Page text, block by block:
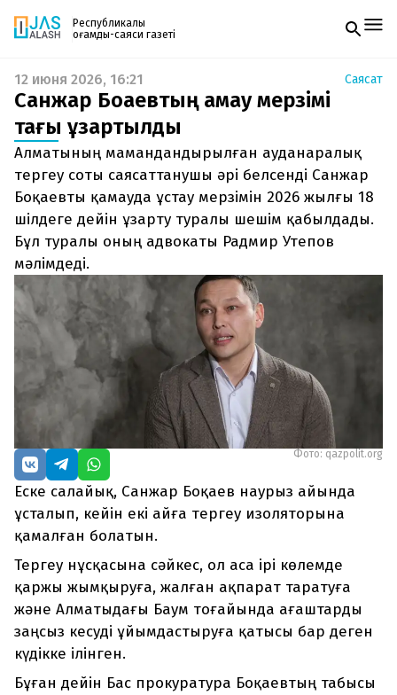
Республикалық
қоғамдық-саяси газеті
Жаңалықтар
Спорт
Live
Руханият
Аймақ
Архив
Заң және тәртіп
Редакциямен байланыс
+7 708 604 51 06
Жарнама бөлімі
+7 701 220 64 52
Пошта
zhasalash100@gmail.com
Газетке жазылу
PDF форматтағы газетті ай сайын электронды
поштаңызға алып отырыңыз. Жаңа нөмір
шыққан сәтте сізге бірден жіберіледі. Тек email
енгізіңіз, біз қалғанын өзіміз жібереміз.
12 июня 2026, 16:21 Саясат
Санжар Боқаевтың қамау мерзімі
тағы ұзартылды
Алматының мамандандырылған ауданаралық
тергеу соты саясаттанушы әрі белсенді Санжар
Боқаевты қамауда ұстау мерзімін 2026 жылғы 18
шілдеге дейін ұзарту туралы шешім қабылдады.
Бұл туралы оның адвокаты Радмир Утепов
мәлімдеді.
Фото: qazpolit.org
Еске салайық, Санжар Боқаев наурыз айында
ұсталып, кейін екі айға тергеу изоляторына
қамалған болатын.
Тергеу нұсқасына сәйкес, ол аса ірі көлемде
қаржы жымқыруға, жалған ақпарат таратуға
және Алматыдағы Баум тоғайында ағаштарды
заңсыз кесуді ұйымдастыруға қатысы бар деген
күдікке ілінген.
Бұған дейін Бас прокуратура Боқаевтың табысы